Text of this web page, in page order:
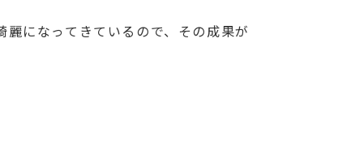
になってきているので、その成果が